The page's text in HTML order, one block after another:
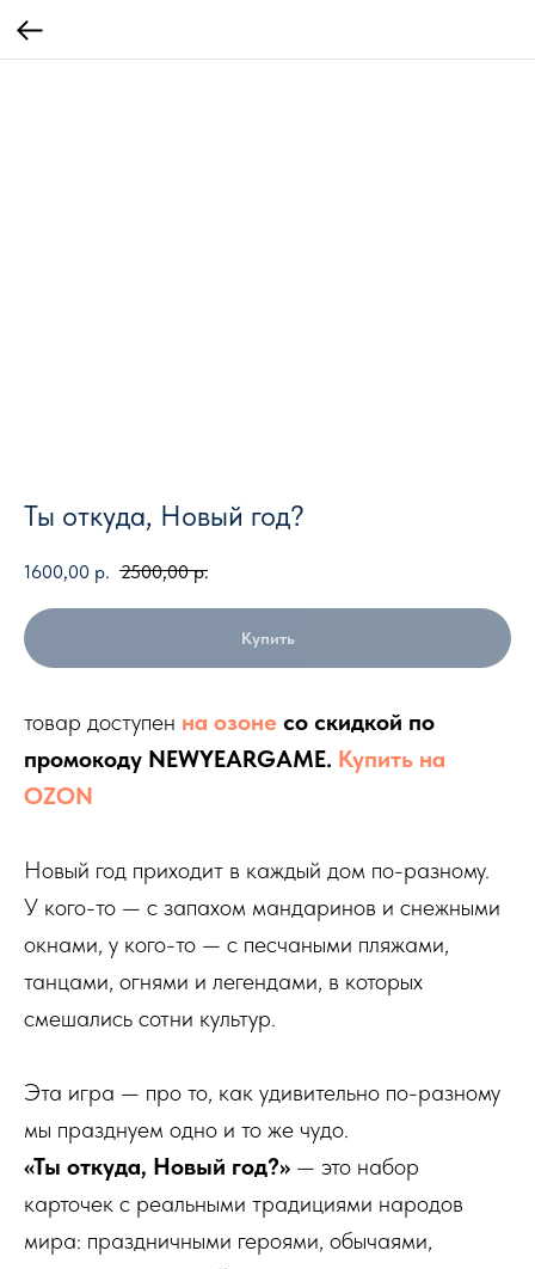
Ты откуда, Новый год?
1600,00 р. 2500,00 р.
Купить
товар доступен на озоне со скидкой по
промокоду NEWYEARGAME. Купить на
OZON
Новый год приходит в каждый дом по-разному.
У кого-то — с запахом мандаринов и снежными
окнами, у кого-то — с песчаными пляжами,
танцами, огнями и легендами, в которых
смешались сотни культур.
Эта игра — про то, как удивительно по-разному
мы празднуем одно и то же чудо.
«Ты откуда, Новый год?» — это набор
карточек с реальными традициями народов
мира: праздничными героями, обычаями,